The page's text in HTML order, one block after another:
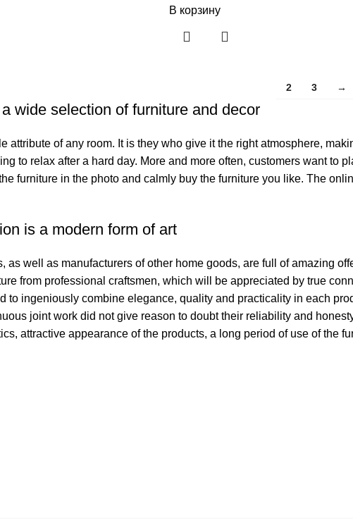
В корзину
2 3 →
wide selection of furniture and decor
attribute of any room. It is they who give it the right atmosphere,
to relax after a hard day. More and more often, customers want to
furniture in the photo and calmly buy the furniture you like. The
is a modern form of art
as well as manufacturers of other home goods, are full of amazing
from professional craftsmen, which will be appreciated by true
to ingeniously combine elegance, quality and practicality in each
joint work did not give reason to doubt their reliability and
attractive appearance of the products, a long period of use of the